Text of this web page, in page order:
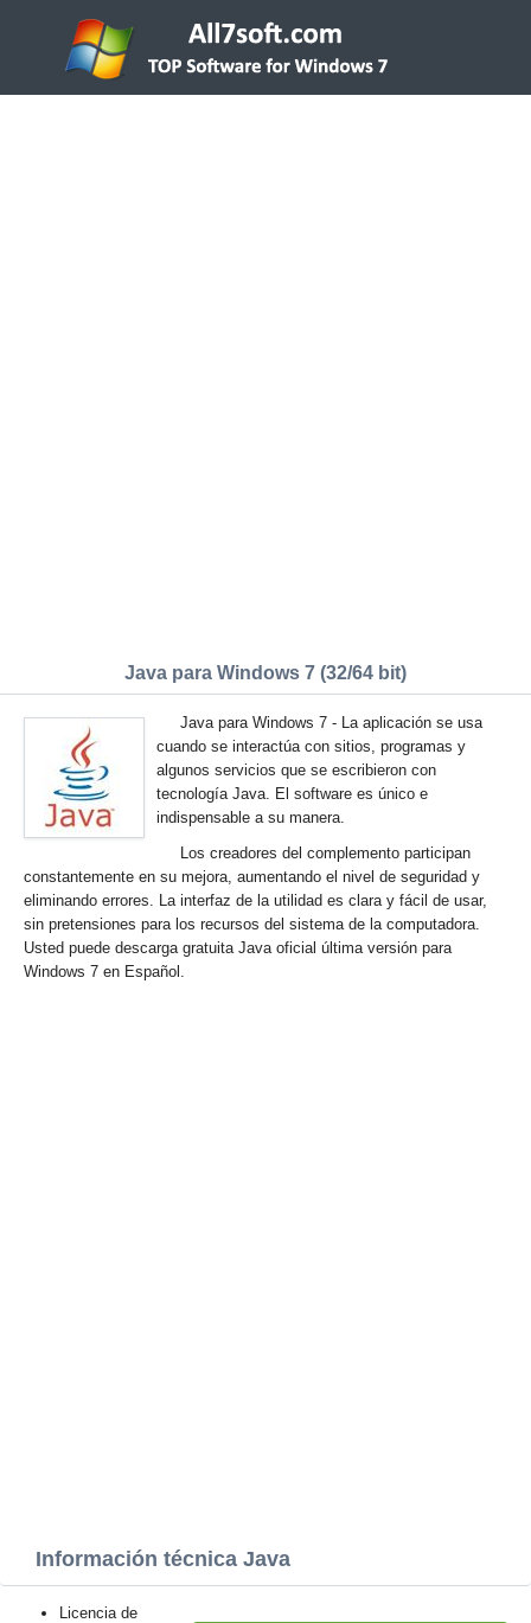
Java para Windows 7 (32/64 bit)
Java para Windows 7 - La aplicación se usa
cuando se interactúa con sitios, programas y
algunos servicios que se escribieron con
tecnología Java. El software es único e
indispensable a su manera.
Los creadores del complemento participan
constantemente en su mejora, aumentando el nivel de seguridad y
eliminando errores. La interfaz de la utilidad es clara y fácil de usar,
sin pretensiones para los recursos del sistema de la computadora.
Usted puede descarga gratuita Java oficial última versión para
Windows 7 en Español.
Información técnica Java
Licencia de